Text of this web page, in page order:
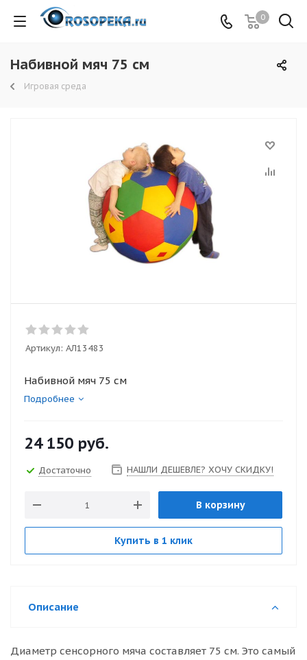
0
Набивной мяч 75 см
Игровая среда
Артикул: АЛ13483
Набивной мяч 75 см
Подробнее
24 150 руб.
Достаточно НАШЛИ ДЕШЕВЛЕ? ХОЧУ СКИДКУ!
В корзину
Купить в 1 клик
Описание
Диаметр сенсорного мяча составляет 75 см. Это самый